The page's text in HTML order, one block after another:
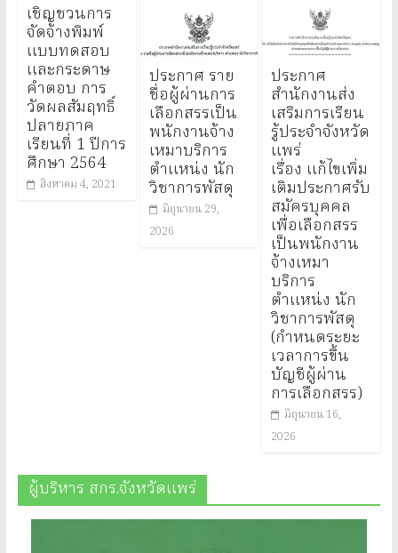
เชิญชวนการ
จัดจ้างพิมพ์
แบบทดสอบ
และกระดาษ
คำตอบ การ
วัดผลสัมฤทธิ์
ปลายภาค
เรียนที่ 1 ปีการ
ศึกษา 2564
สิงหาคม 4, 2021
ประกาศ ราย
ชื่อผู้ผ่านการ
เลือกสรรเป็น
พนักงานจ้าง
เหมาบริการ
ตำแหน่ง นัก
วิชาการพัสดุ
มิถุนายน 29,
2026
ประกาศ
สำนักงานส่ง
เสริมการเรียน
รู้ประจำจังหวัด
แพร่
เรื่อง แก้ไขเพิ่ม
เติมประกาศรับ
สมัครบุคคล
เพื่อเลือกสรร
เป็นพนักงาน
จ้างเหมา
บริการ
ตำแหน่ง นัก
วิชาการพัสดุ
(กำหนดระยะ
เวลาการขึ้น
บัญชีผู้ผ่าน
การเลือกสรร)
มิถุนายน 16,
2026
ผู้บริหาร สกร.จังหวัดแพร่